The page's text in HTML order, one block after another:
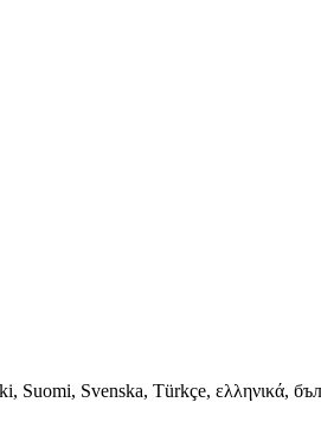
Suomi, Svenska, Türkçe, ελληνικά,